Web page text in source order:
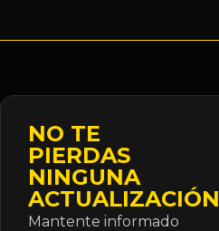
NO TE
PIERDAS
NINGUNA
ACTUALIZACIÓN
Mantente informado